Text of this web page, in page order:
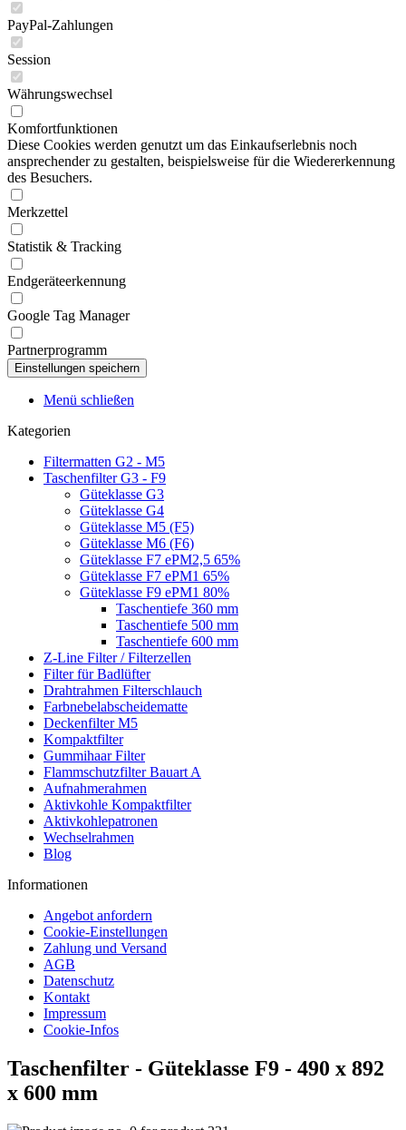
PayPal-Zahlungen
Session
Währungswechsel
Komfortfunktionen
Diese Cookies werden genutzt um das Einkaufserlebnis noch
ansprechender zu gestalten, beispielsweise für die Wiedererkennung
des Besuchers.
Merkzettel
Statistik & Tracking
Endgeräteerkennung
Google Tag Manager
Partnerprogramm
Menü schließen
Kategorien
Filtermatten G2 - M5
Taschenfilter G3 - F9
Güteklasse G3
Güteklasse G4
Güteklasse M5 (F5)
Güteklasse M6 (F6)
Güteklasse F7 ePM2,5 65%
Güteklasse F7 ePM1 65%
Güteklasse F9 ePM1 80%
Taschentiefe 360 mm
Taschentiefe 500 mm
Taschentiefe 600 mm
Z-Line Filter / Filterzellen
Filter für Badlüfter
Drahtrahmen Filterschlauch
Farbnebelabscheidematte
Deckenfilter M5
Kompaktfilter
Gummihaar Filter
Flammschutzfilter Bauart A
Aufnahmerahmen
Aktivkohle Kompaktfilter
Aktivkohlepatronen
Wechselrahmen
Blog
Informationen
Angebot anfordern
Cookie-Einstellungen
Zahlung und Versand
AGB
Datenschutz
Kontakt
Impressum
Cookie-Infos
Taschenfilter - Güteklasse F9 - 490 x 892
x 600 mm